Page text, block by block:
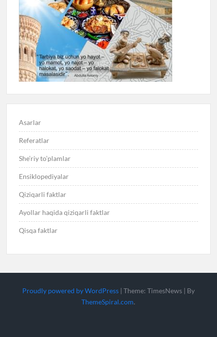
Asarlar
Referatlar
She’riy to’plamlar
Ensiklopediyalar
Qiziqarli faktlar
Ayollar haqida qiziqarli faktlar
Qisqa faktlar
Proudly powered by WordPress | Theme: TimesNews | By
ThemeSpiral.com.